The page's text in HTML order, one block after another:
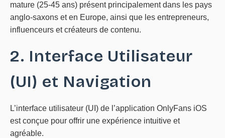
mature (25-45 ans) présent principalement dans les pays
anglo-saxons et en Europe, ainsi que les entrepreneurs,
influenceurs et créateurs de contenu.
2. Interface Utilisateur
(UI) et Navigation
L’interface utilisateur (UI) de l’application OnlyFans iOS
est conçue pour offrir une expérience intuitive et
agréable.